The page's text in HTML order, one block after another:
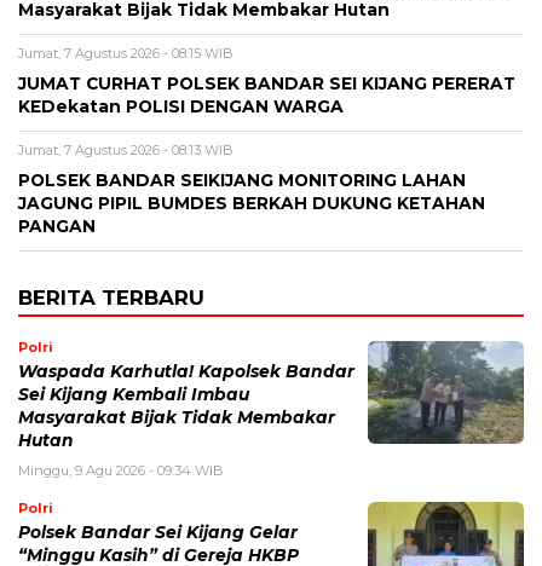
Masyarakat Bijak Tidak Membakar Hutan
Jumat, 7 Agustus 2026 - 08:15 WIB
JUMAT CURHAT POLSEK BANDAR SEI KIJANG PERERAT
KEDekatan POLISI DENGAN WARGA
Jumat, 7 Agustus 2026 - 08:13 WIB
POLSEK BANDAR SEIKIJANG MONITORING LAHAN
JAGUNG PIPIL BUMDES BERKAH DUKUNG KETAHAN
PANGAN
BERITA TERBARU
Polri
Waspada Karhutla! Kapolsek Bandar
Sei Kijang Kembali Imbau
Masyarakat Bijak Tidak Membakar
Hutan
Minggu, 9 Agu 2026 - 09:34 WIB
Polri
Polsek Bandar Sei Kijang Gelar
“Minggu Kasih” di Gereja HKBP